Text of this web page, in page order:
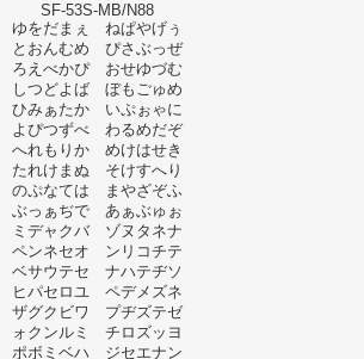
SF-53S-MB/N88
ゆをだまぇ ねぱやげぅ
とおんむめ ぴさぶっぜ
ろえべかぴ おせゆづむ
しつどよば ぼもごゅめ
ひみぁたか いぷぉゃに
よぴつずべ わるめだぞ
へれもりか めけはせき
たれけまぬ そけすへり
のぷなては まやざぞふ
ぶっぁぢで あぁぶゅぉ
ミデャクバ ゾヌタネナ
ペンネセオ ンリコチテ
ベサウテセ ナハテヂソ
ヒパセロユ ペデメズネ
ザグクビワ プヂズテゼ
ォクンルミ チロズッヨ
ポボミベハ ジセエナン